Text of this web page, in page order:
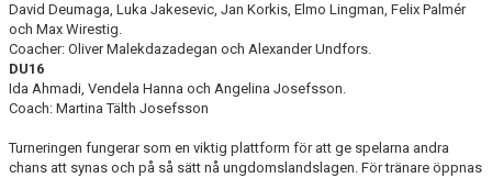
David Deumaga, Luka Jakesevic, Jan Korkis, Elmo Lingman, Felix Palmér
och Max Wirestig.
Coacher: Oliver Malekdazadegan och Alexander Undfors.
DU16
Ida Ahmadi, Vendela Hanna och Angelina Josefsson.
Coach: Martina Tälth Josefsson
Turneringen fungerar som en viktig plattform för att ge spelarna andra
chans att synas och på så sätt nå ungdomslandslagen. För tränare öppnas